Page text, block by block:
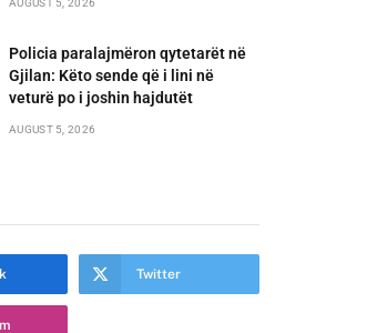
AUGUST 5, 2026
Policia paralajmëron qytetarët në
Gjilan: Këto sende që i lini në
veturë po i joshin hajdutët
AUGUST 5, 2026
Twitter